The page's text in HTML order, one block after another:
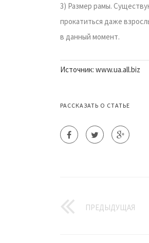
3) Размер рамы.
прокатиться даже
в данный момент.
Источник: www.ua.all.biz
РАССКАЗАТЬ О СТАТЬЕ
ПРЕДЫДУЩАЯ